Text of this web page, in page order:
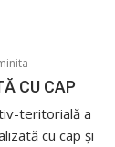
CU CAP
teritorială a
cu cap și